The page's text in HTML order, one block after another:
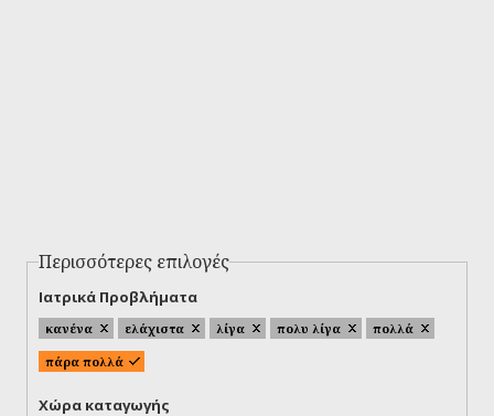
Περισσότερες επιλογές
Ιατρικά Προβλήματα
κανένα ελάχιστα λίγα πολυ λίγα
πολλά
πάρα πολλά
Χώρα καταγωγής